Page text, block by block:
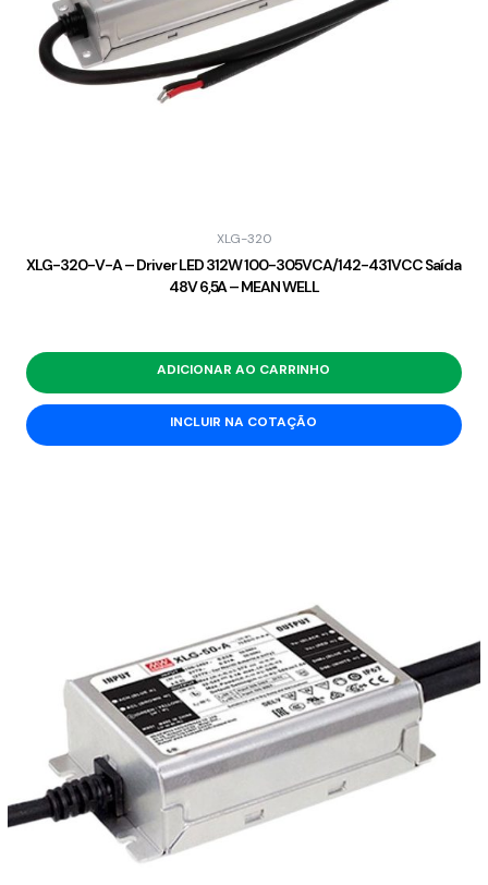
XLG-320
XLG-320-V-A – Driver LED 312W 100-305VCA/142-431VCC Saída
48V 6,5A – MEAN WELL
ADICIONAR AO CARRINHO
INCLUIR NA COTAÇÃO